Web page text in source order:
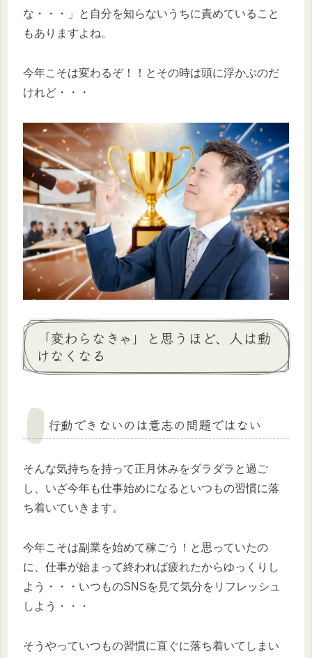
な・・・」と自分を知らないうちに責めていること
もありますよね。
今年こそは変わるぞ！！とその時は頭に浮かぶのだ
けれど・・・
「変わらなきゃ」と思うほど、人は動
けなくなる
行動できないのは意志の問題ではない
そんな気持ちを持って正月休みをダラダラと過ご
し、いざ今年も仕事始めになるといつもの習慣に落
ち着いていきます。
今年こそは副業を始めて稼ごう！と思っていたの
に、仕事が始まって終われば疲れたからゆっくりし
よう・・・いつものSNSを見て気分をリフレッシュ
しよう・・・
そうやっていつもの習慣に直ぐに落ち着いてしまい